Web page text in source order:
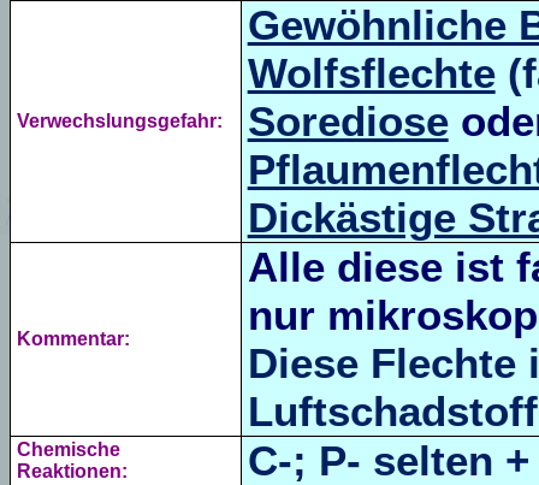
Verwechslungsgefahr:
Gewöhnliche
Wolfsflechte
Sorediose
Dickästige
Kommentar:
Alle diese ist
nur
Diese
Chemische
Reaktionen:
C-; P- selten